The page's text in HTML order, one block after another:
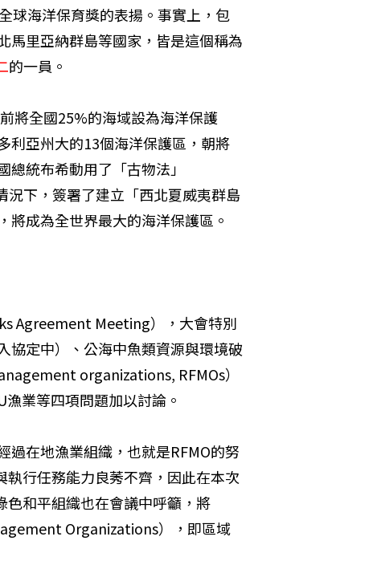
球海洋保育獎的表揚。事實上，包
馬里亞納群島等國家，皆是這個稱為
的一員。
將全國25%的海域設為海洋保護
利亞州大的13個海洋保護區，朝將
統布希動用了「古物法」
況下，簽署了建立「西北夏威夷群島
成為全世界最大的海洋保護區。
Agreement Meeting），大會特別
協定中）、公海中魚類資源與環境破
organizations, RFMOs）
業等四項問題加以討論。
過在地漁業組織，也就是RFMO的努
行任務能力良莠不齊，因此在本次
色和平組織也在會議中呼籲，將
Organizations），即區域